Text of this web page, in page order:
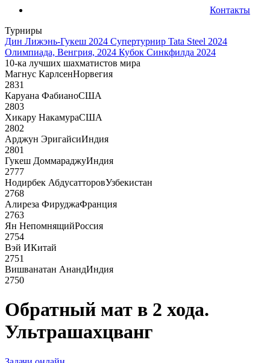
Контакты
Турниры
Дин Лижэнь-Гукеш 2024 Супертурнир Tata Steel 2024
Олимпиада, Венгрия, 2024 Кубок Синкфилда 2024
10-ка лучших шахматистов мира
Магнус КарлсенНорвегия
2831
Каруана ФабианоСША
2803
Хикару НакамураСША
2802
Арджун ЭригайсиИндия
2801
Гукеш ДоммараджуИндия
2777
Нодирбек АбдусатторовУзбекистан
2768
Алиреза ФируджаФранция
2763
Ян НепомнящийРоссия
2754
Вэй ИКитай
2751
Вишванатан АнандИндия
2750
Обратный мат в 2 хода.
Ультрашахцванг